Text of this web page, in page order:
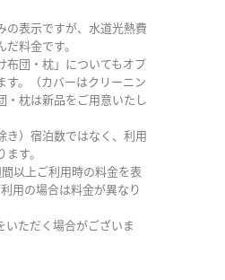
の表示ですが、水道光熱費
料金です。
団・枕」についてもオプ
す。（カバーはクリーニン
・枕は新品をご用意いたし
き）宿泊数ではなく、利用
す。
以上ご利用時の料金を表
用の場合は料金が異なり
いただく場合がございま